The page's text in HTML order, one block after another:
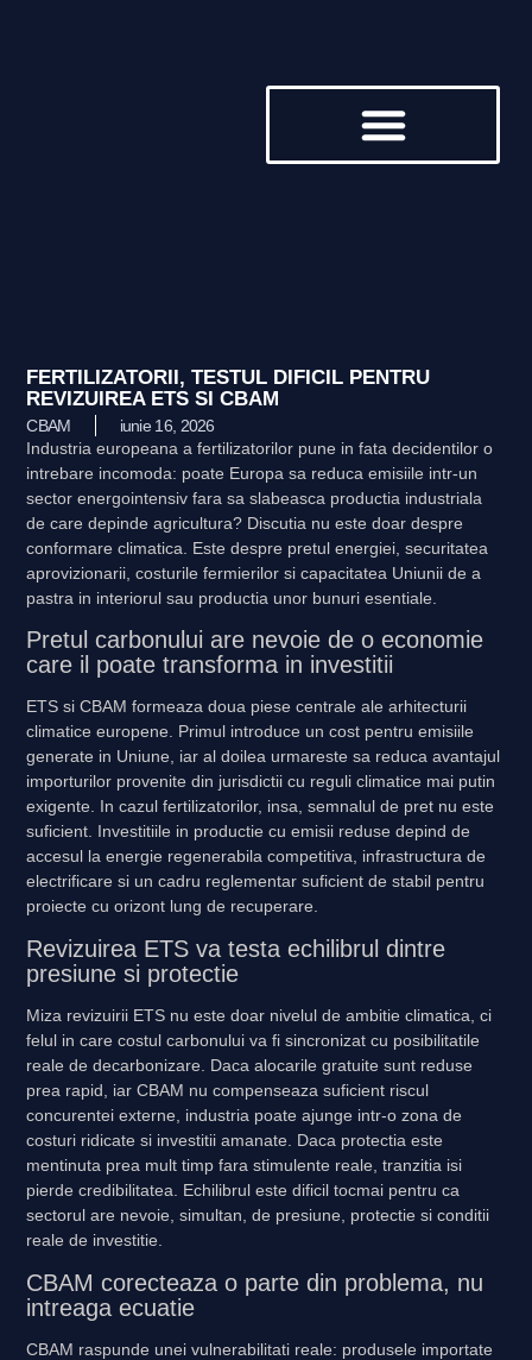
FERTILIZATORII, TESTUL DIFICIL PENTRU
REVIZUIREA ETS SI CBAM
CBAM
iunie 16, 2026
Industria europeana a fertilizatorilor pune in fata decidentilor o
intrebare incomoda: poate Europa sa reduca emisiile intr-un
sector energointensiv fara sa slabeasca productia industriala
de care depinde agricultura? Discutia nu este doar despre
conformare climatica. Este despre pretul energiei, securitatea
aprovizionarii, costurile fermierilor si capacitatea Uniunii de a
pastra in interiorul sau productia unor bunuri esentiale.
Pretul carbonului are nevoie de o economie
care il poate transforma in investitii
ETS si CBAM formeaza doua piese centrale ale arhitecturii
climatice europene. Primul introduce un cost pentru emisiile
generate in Uniune, iar al doilea urmareste sa reduca avantajul
importurilor provenite din jurisdictii cu reguli climatice mai putin
exigente. In cazul fertilizatorilor, insa, semnalul de pret nu este
suficient. Investitiile in productie cu emisii reduse depind de
accesul la energie regenerabila competitiva, infrastructura de
electrificare si un cadru reglementar suficient de stabil pentru
proiecte cu orizont lung de recuperare.
Revizuirea ETS va testa echilibrul dintre
presiune si protectie
Miza revizuirii ETS nu este doar nivelul de ambitie climatica, ci
felul in care costul carbonului va fi sincronizat cu posibilitatile
reale de decarbonizare. Daca alocarile gratuite sunt reduse
prea rapid, iar CBAM nu compenseaza suficient riscul
concurentei externe, industria poate ajunge intr-o zona de
costuri ridicate si investitii amanate. Daca protectia este
mentinuta prea mult timp fara stimulente reale, tranzitia isi
pierde credibilitatea. Echilibrul este dificil tocmai pentru ca
sectorul are nevoie, simultan, de presiune, protectie si conditii
reale de investitie.
CBAM corecteaza o parte din problema, nu
intreaga ecuatie
CBAM raspunde unei vulnerabilitati reale: produsele importate